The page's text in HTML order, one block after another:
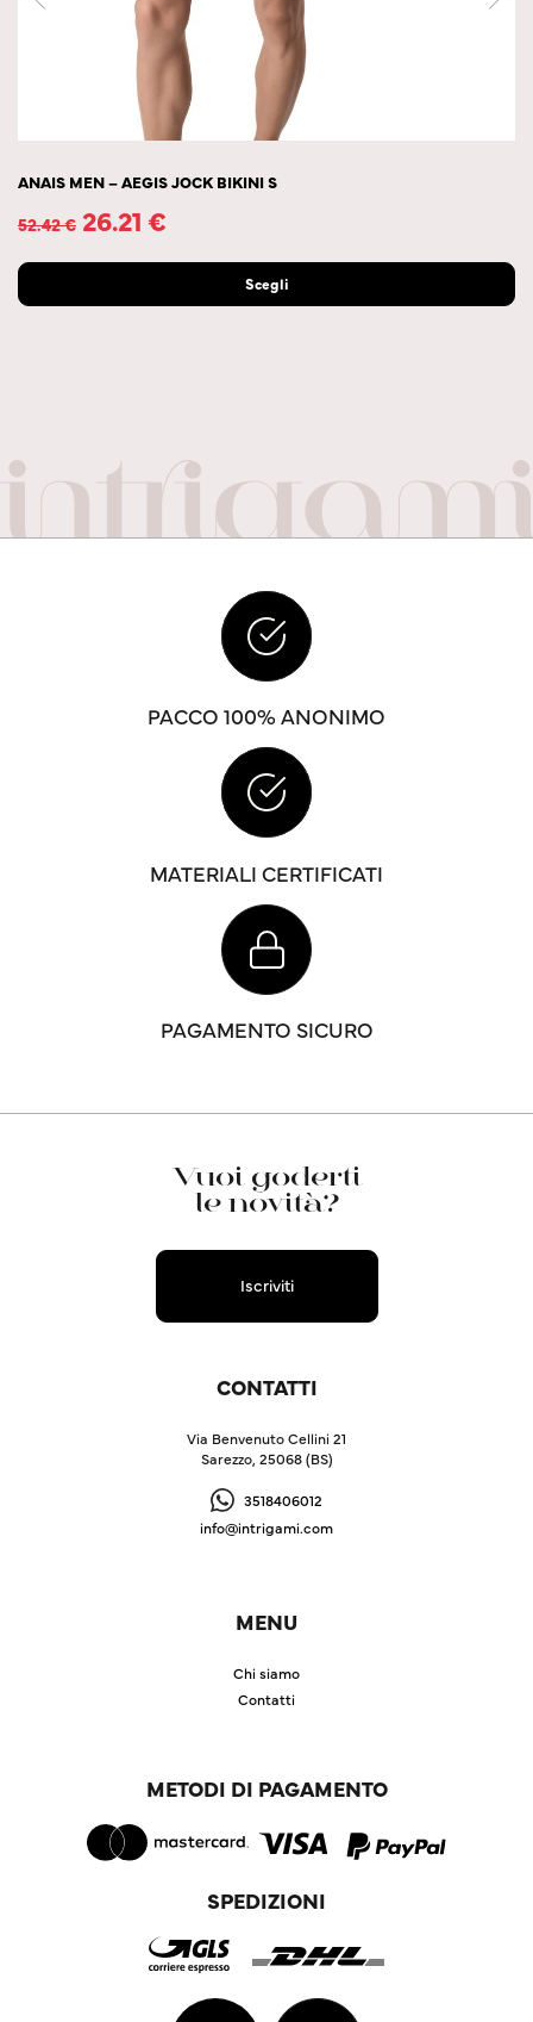
ANAIS MEN – AEGIS JOCK BIKINI S
52.42€ 26.21 €
Scegli
PACCO 100% ANONIMO
MATERIALI CERTIFICATI
PAGAMENTO SICURO
Vuoi goderti
le novità?
Iscriviti
CONTATTI
Via Benvenuto Cellini 21
Sarezzo, 25068 (BS)
3518406012
info@intrigami.com
MENU
Chi siamo
Contatti
METODI DI PAGAMENTO
SPEDIZIONI